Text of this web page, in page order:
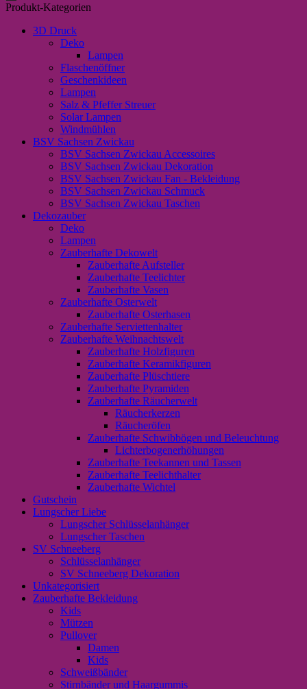
Ende
......
Menge
Produkt-Kategorien
3D Druck
Deko
Lampen
Flaschenöffner
Geschenkideen
Lampen
Salz & Pfeffer Streuer
Solar Lampen
Windmühlen
BSV Sachsen Zwickau
BSV Sachsen Zwickau Accessoires
BSV Sachsen Zwickau Dekoration
BSV Sachsen Zwickau Fan - Bekleidung
BSV Sachsen Zwickau Schmuck
BSV Sachsen Zwickau Taschen
Dekozauber
Deko
Lampen
Zauberhafte Dekowelt
Zauberhafte Aufsteller
Zauberhafte Teelichter
Zauberhafte Vasen
Zauberhafte Osterwelt
Zauberhafte Osterhasen
Zauberhafte Serviettenhalter
Zauberhafte Weihnachtswelt
Zauberhafte Holzfiguren
Zauberhafte Keramikfiguren
Zauberhafte Plüschtiere
Zauberhafte Pyramiden
Zauberhafte Räucherwelt
Räucherkerzen
Räucheröfen
Zauberhafte Schwibbögen und Beleuchtung
Lichterbogenerhöhungen
Zauberhafte Teekannen und Tassen
Zauberhafte Teelichthalter
Zauberhafte Wichtel
Gutschein
Lungscher Liebe
Lungscher Schlüsselanhänger
Lungscher Taschen
SV Schneeberg
Schlüsselanhänger
SV Schneeberg Dekoration
Unkategorisiert
Zauberhafte Bekleidung
Kids
Mützen
Pullover
Damen
Kids
Schweißbänder
Stirnbänder und Haargummis